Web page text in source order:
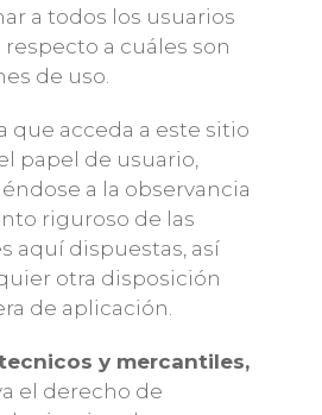
a todos los usuarios
a cuáles son
de uso.
que acceda a este sitio
papel de usuario,
a la observancia
riguroso de las
aquí dispuestas, así
otra disposición
de aplicación.
y mercantiles,
el derecho de